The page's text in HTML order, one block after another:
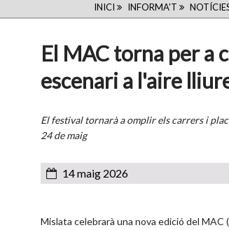
FIL
INICI INFORMA'T
El MAC torna per a
escenari a l'aire
El festival tornarà a omplir els carrers i
24 de maig
14 maig 2026
Mislata celebrarà una nova edició del